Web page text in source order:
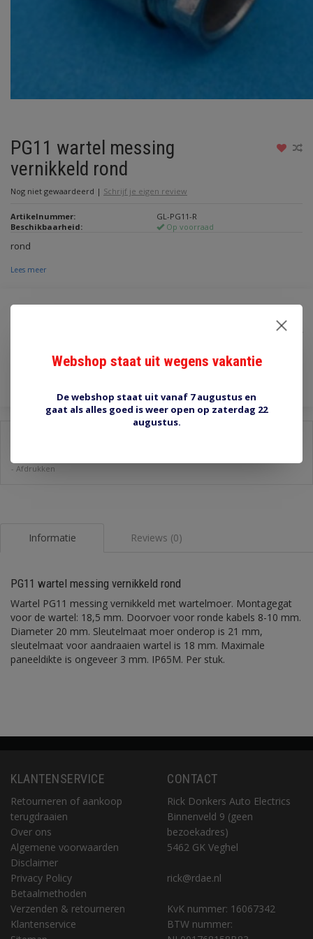
PG11 wartel messing
vernikkeld rond
Nog niet gewaardeerd | Schrijf je eigen review
Artikelnummer:
GL-PG11-R
Beschikbaarheid:
Op voorraad
rond
Lees meer
€1,85
Incl. btw
Toevoegen aan winkelwagen
- Afdrukken
Informatie Reviews (0)
PG11 wartel messing vernikkeld rond
Wartel PG11 messing vernikkeld met wartelmoer. Montagegat
voor de wartel: 18,5 mm. Doorvoer voor ronde kabels 8-10 mm.
Diameter 20 mm. Sleutelmaat moer onderop is 21 mm,
sleutelmaat voor aandraaien wartel is 18 mm. Maximale
paneeldikte is ongeveer 3 mm. IP65M. Per stuk.
KLANTENSERVICE
Retourneren of aankoop
terugdraaien
Over ons
Algemene voorwaarden
Disclaimer
Privacy Policy
Betaalmethoden
Verzenden & retourneren
Klantenservice
CONTACT
Rick Donkers Auto Electrics
Binnenveld 9 (geen
bezoekadres)
5462 GK Veghel
rick@rdae.nl
KvK nummer: 16067342
BTW nummer:
Webshop staat uit wegens vakantie
De webshop staat uit vanaf 7 augustus en
gaat als alles goed is weer open op zaterdag 22
augustus.